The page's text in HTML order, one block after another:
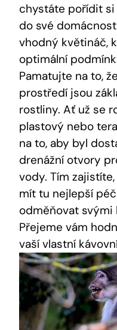
chystáte pořídit
do své
vhodný květináč,
optimální
Pamatujte na to,
prostředí jsou
rostliny. Ať už se
plastový nebo
na to, aby byl
drenážní otvory
vody. Tím
mít tu nejlepší
odměňovat
Přejeme vám
vaší vlastní